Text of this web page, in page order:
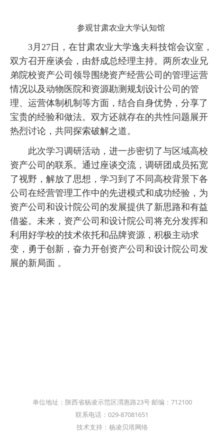
参观甘肃农业大学认知馆
3月27日，在甘肃农业大学逸夫科技馆会议室，
双方召开座谈会，由舒成总经理主持。两所农业兄
弟院校资产公司领导围绕资产经营公司的管理运营
情况以及动物医院和资源勘测规划设计公司的管
理、运营体制机制等方面，结合自身优势，分享了
宝贵的经验和做法。双方还就存在的共性问题展开
热烈讨论，共同探索破解之道。
此次学习调研活动，进一步密切了与区域高校
资产公司的联系。通过座谈交流，调研团成员拓宽
了视野，解放了思想，学习到了不同高校背景下各
公司在经营管理工作中的先进模式和成功经验，为
资产公司和设计院公司的发展提供了新思路和有益
借鉴。未来，资产公司和设计院公司将充分发挥和
利用好学校的技术依托和品牌资源，积极主动求
变，勇于创新，奋力开创资产公司和设计院公司发
展的新局面 。
单位地址：陕西省杨凌示范区渭惠路23号 邮编：712100
联系电话：029-87081651
技术支持：杨凌贝塔网络